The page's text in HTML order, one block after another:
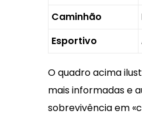
Caminhão
Esportivo
O quadro acima
mais informadas e
sobrevivência em